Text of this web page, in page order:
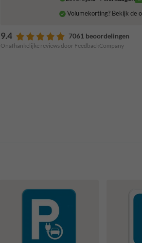
Volumekorting? Bekijk de
9.4 7061 beoordelingen
Onafhankelijke reviews door FeedbackCompany